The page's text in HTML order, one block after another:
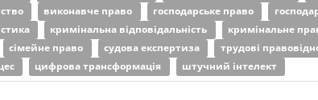
виконавче право господарське право
кримінальна відповідальність кримінальне
сімейне право судова експертиза трудові
цифрова трансформація штучний інтелект